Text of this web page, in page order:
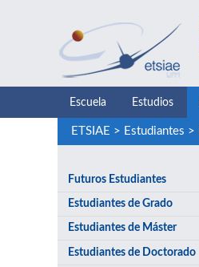
Escuela Estudios
ETSIAE > Estudiantes >
Futuros Estudiantes
Estudiantes de Grado
Estudiantes de Máster
Estudiantes de Doctorado